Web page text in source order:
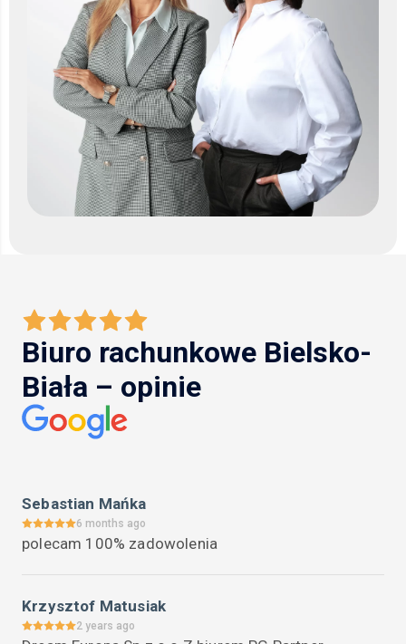
Biuro rachunkowe Bielsko-
Biała – opinie
Sebastian Mańka
6 months ago
polecam 100% zadowolenia
Krzysztof Matusiak
2 years ago